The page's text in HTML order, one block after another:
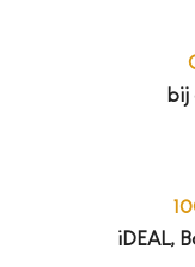
bij
iDEAL,